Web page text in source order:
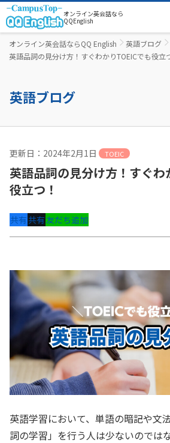
オンライン英会話なら
QQEnglish
オンライン英会話ならQQ English
英語ブログ
英語品詞の見分け方！すぐわかりTOEICでも役立
英語ブログ
更新日：2024年2月1日 TOEIC
英語品詞の見分け方！すぐわ
役立つ！
共有共有友だち追加
英語学習において、単語の暗記や文
詞の学習」を行う人は少ないのでは